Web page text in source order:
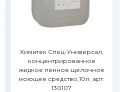
Химитек Спец-Универсал,
концентрированное
жидкое пенное щелочное
моющее средство,10л, арт.
130107